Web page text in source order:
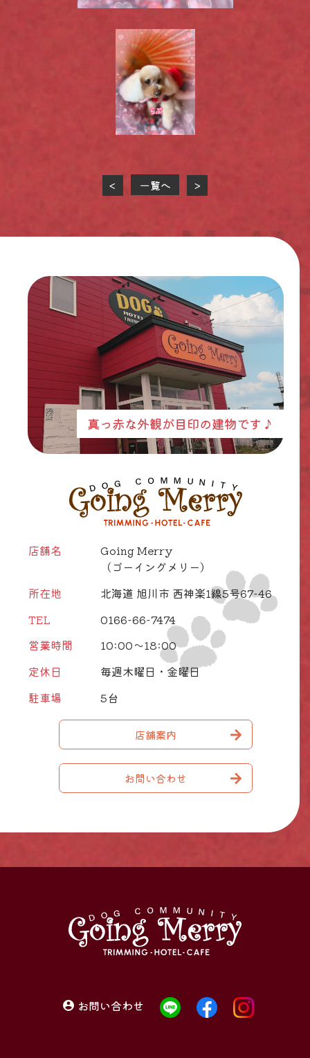
< 一覧へ >
真っ赤な外観が目印の建物です♪
店舗名
Going Merry
（ゴーイングメリー）
所在地
北海道 旭川市 西神楽1線5号67-46
TEL
0166-66-7474
営業時間
10:00～18:00
定休日
毎週木曜日・金曜日
駐車場
5台
店舗案内
お問い合わせ
お問い合わせ